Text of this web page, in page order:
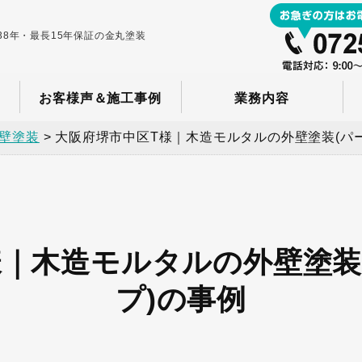
年・最長15年保証の金丸塗装
お客様声＆施工事例 業務内容
塗装 > 大阪府堺市中区T様｜木造モルタルの外壁塗装(パ
木造モルタルの外壁塗
プ)の事例